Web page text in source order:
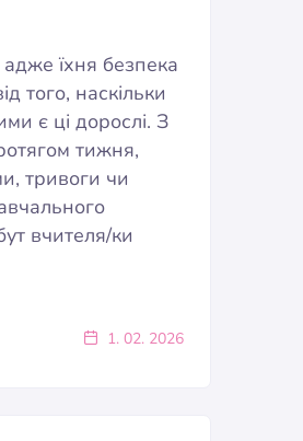
адже їхня безпека
того, наскільки
є ці дорослі. З
тижня,
тривоги чи
вчителя/ки
1. 02. 2026